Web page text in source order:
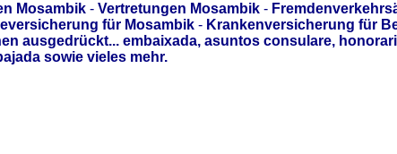
Mosambik - Vertretungen Mosambik -
für Mosambik - Krankenversicherung für
ausgedrückt... embaixada, asuntos consulare,
sowie vieles mehr.